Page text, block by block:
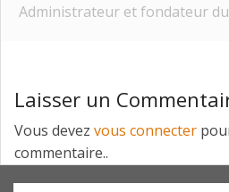
Administrateur et fondateur
Laisser un
Vous devez vous connecter
commentaire..